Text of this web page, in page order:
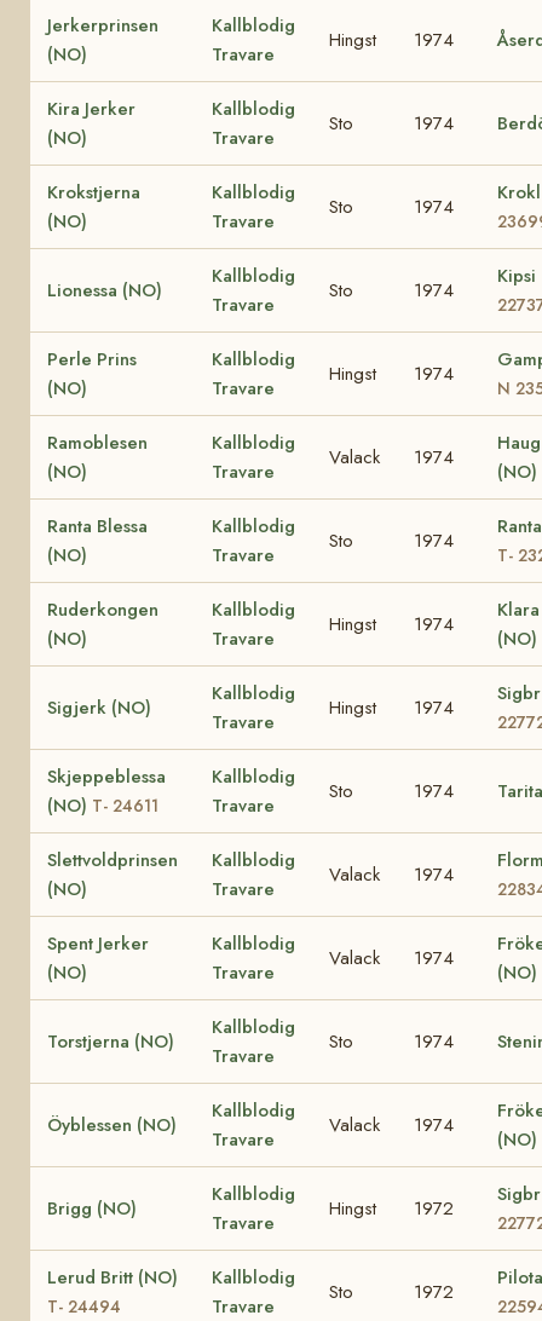
Jerkerprinsen
(NO)
Kallblodig
Travare
Hingst 1974
Kira Jerker
(NO)
Kallblodig
Travare
Sto 1974
Krokstjerna
(NO)
Kallblodig
Travare
Sto 1974
Lionessa (NO)
Kallblodig
Travare
Sto 1974
Perle Prins
(NO)
Kallblodig
Travare
Hingst 1974
N
Ramoblesen
(NO)
Kallblodig
Travare
Valack 1974
(NO)
Ranta Blessa
(NO)
Kallblodig
Travare
Sto 1974
T-
Ruderkongen
(NO)
Kallblodig
Travare
Hingst 1974
(NO)
Sigjerk (NO)
Kallblodig
Travare
Hingst 1974
Skjeppeblessa
(NO) T- 24611
Kallblodig
Travare
Sto 1974
Slettvoldprinsen
(NO)
Kallblodig
Travare
Valack 1974
Spent Jerker
(NO)
Kallblodig
Travare
Valack 1974
(NO)
Torstjerna (NO)
Kallblodig
Travare
Sto 1974
Öyblessen (NO)
Kallblodig
Travare
Valack 1974
(NO)
Brigg (NO)
Kallblodig
Travare
Hingst 1972
Lerud Britt (NO)
T- 24494
Kallblodig
Travare
Sto 1972